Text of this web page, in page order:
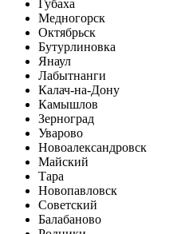
Губаха
Медногорск
Октябрьск
Бутурлиновка
Янаул
Лабытнанги
Калач-на-Дону
Камышлов
Зерноград
Уварово
Новоалександровск
Майский
Тара
Новопавловск
Советский
Балабаново